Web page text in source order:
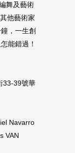
舞及藝術
他藝術家
，一生創
能錯過！
33-39號華
Navarro
VAN